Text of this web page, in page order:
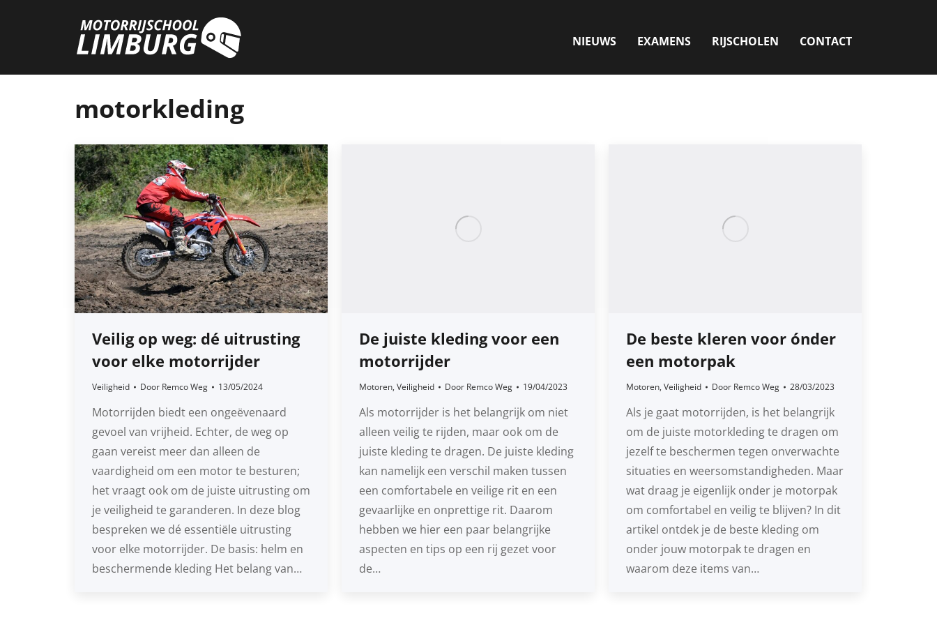
NIEUWS EXAMENS RIJSCHOLEN CONTACT
motorkleding
Veilig op weg: dé uitrusting
voor elke motorrijder
Veiligheid Door Remco Weg 13/05/2024
Motorrijden biedt een ongeëvenaard
gevoel van vrijheid. Echter, de weg op
gaan vereist meer dan alleen de
vaardigheid om een motor te besturen;
het vraagt ook om de juiste uitrusting om
je veiligheid te garanderen. In deze blog
bespreken we dé essentiële uitrusting
voor elke motorrijder. De basis: helm en
beschermende kleding Het belang van…
De juiste kleding voor een
motorrijder
Motoren, Veiligheid Door Remco Weg 19/04/2023
Als motorrijder is het belangrijk om niet
alleen veilig te rijden, maar ook om de
juiste kleding te dragen. De juiste kleding
kan namelijk een verschil maken tussen
een comfortabele en veilige rit en een
gevaarlijke en onprettige rit. Daarom
hebben we hier een paar belangrijke
aspecten en tips op een rij gezet voor
de…
De beste kleren voor ónder
een motorpak
Motoren, Veiligheid Door Remco Weg 28/03/2023
Als je gaat motorrijden, is het belangrijk
om de juiste motorkleding te dragen om
jezelf te beschermen tegen onverwachte
situaties en weersomstandigheden. Maar
wat draag je eigenlijk onder je motorpak
om comfortabel en veilig te blijven? In dit
artikel ontdek je de beste kleding om
onder jouw motorpak te dragen en
waarom deze items van…